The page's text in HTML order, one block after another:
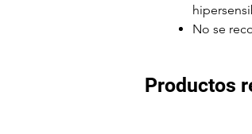
No se
Productos